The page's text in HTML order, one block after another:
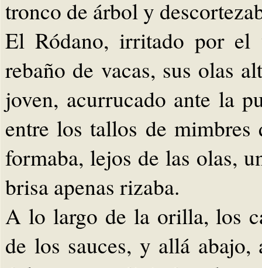
tronco de árbol y
El Ródano, irritado por el
rebaño de vacas, sus olas
joven, acurrucado ante la
entre los tallos de
formaba, lejos de las olas,
brisa apenas rizaba.
A lo largo de la orilla, los
de los sauces, y allá abajo,